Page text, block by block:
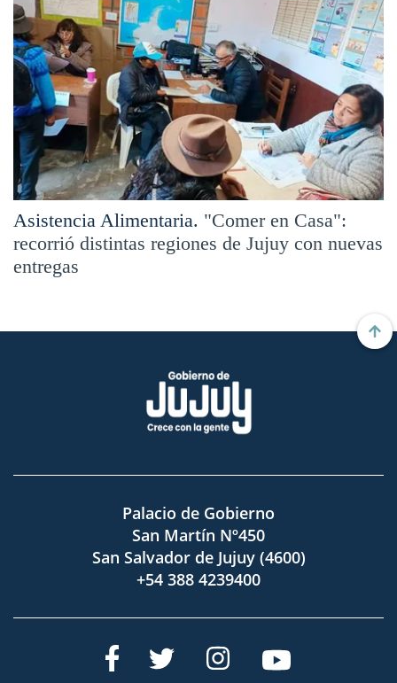
Asistencia Alimentaria. "Comer en Casa":
recorrió distintas regiones de Jujuy con nuevas
entregas
Palacio de Gobierno
San Martín Nº450
San Salvador de Jujuy (4600)
+54 388 4239400